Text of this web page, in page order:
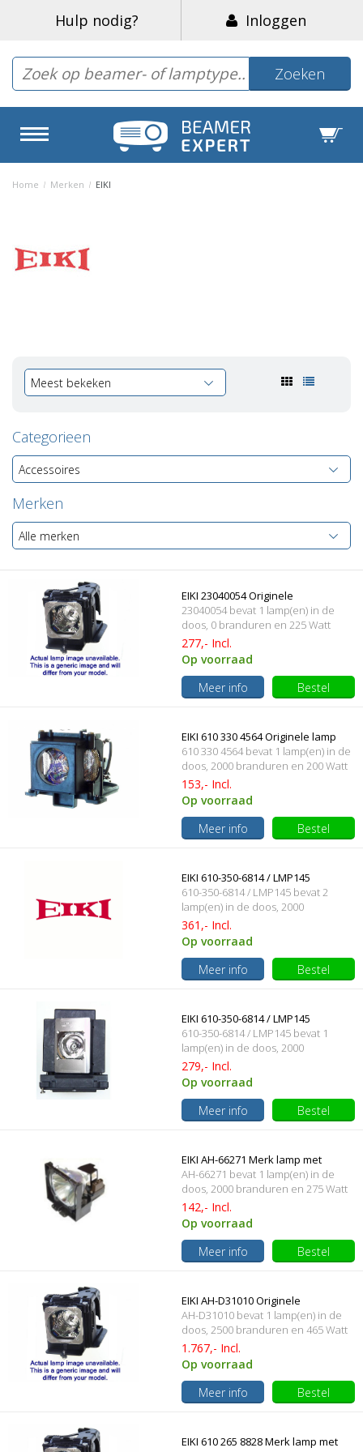
Hulp nodig? Inloggen
Zoeken
Home / Merken / EIKI
Meest bekeken
Categorieen
Accessoires
Merken
Alle merken
EIKI 23040054 Originele
lampmodule
23040054 bevat 1 lamp(en) in de
doos, 0 branduren en 225 Watt
277,- Incl.
Op voorraad
Meer info
Bestel
EIKI 610 330 4564 Originele lamp
met behuizing
610 330 4564 bevat 1 lamp(en) in de
doos, 2000 branduren en 200 Watt
153,- Incl.
Op voorraad
Meer info
Bestel
EIKI 610-350-6814 / LMP145
Originele lamp met behuizing
610-350-6814 / LMP145 bevat 2
lamp(en) in de doos, 2000
branduren en 330 Watt
361,- Incl.
Op voorraad
Meer info
Bestel
EIKI 610-350-6814 / LMP145
Originele lamp met behuizing
610-350-6814 / LMP145 bevat 1
lamp(en) in de doos, 2000
branduren en 330 Watt
279,- Incl.
Op voorraad
Meer info
Bestel
EIKI AH-66271 Merk lamp met
behuizing
AH-66271 bevat 1 lamp(en) in de
doos, 2000 branduren en 275 Watt
142,- Incl.
Op voorraad
Meer info
Bestel
EIKI AH-D31010 Originele
lampmodule
AH-D31010 bevat 1 lamp(en) in de
doos, 2500 branduren en 465 Watt
1.767,- Incl.
Op voorraad
Meer info
Bestel
EIKI 610 265 8828 Merk lamp met